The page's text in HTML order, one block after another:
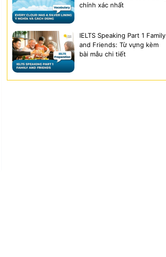
chính xác nhất
IELTS Speaking Part 1 Family
and Friends: Từ vựng kèm
bài mẫu chi tiết